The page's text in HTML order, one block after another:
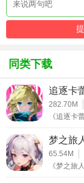
同类下载
追逐卡
282.70M
《追逐卡
梦之旅
65.54M
《梦之旅